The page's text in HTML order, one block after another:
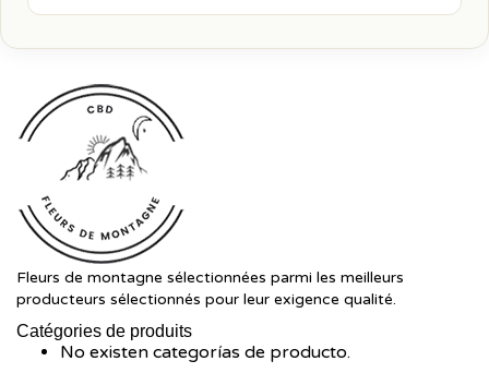
Fleurs de montagne sélectionnées parmi les meilleurs
producteurs sélectionnés pour leur exigence qualité.
Catégories de produits
No existen categorías de producto.